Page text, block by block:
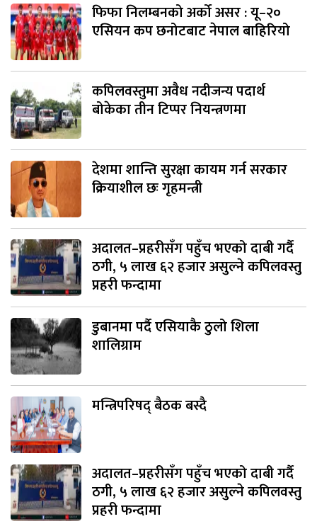
फिफा निलम्बनको अर्को असर : यू–२०
एसियन कप छनोटबाट नेपाल बाहिरियो
कपिलवस्तुमा अवैध नदीजन्य पदार्थ
बोकेका तीन टिप्पर नियन्त्रणमा
देशमा शान्ति सुरक्षा कायम गर्न सरकार
क्रियाशील छः गृहमन्त्री
अदालत–प्रहरीसँग पहुँच भएको दाबी गर्दै
ठगी, ५ लाख ६२ हजार असुल्ने कपिलवस्तु
प्रहरी फन्दामा
डुबानमा पर्दै एसियाकै ठुलो शिला
शालिग्राम
मन्त्रिपरिषद् बैठक बस्दै
अदालत–प्रहरीसँग पहुँच भएको दाबी गर्दै
ठगी, ५ लाख ६२ हजार असुल्ने कपिलवस्तु
प्रहरी फन्दामा